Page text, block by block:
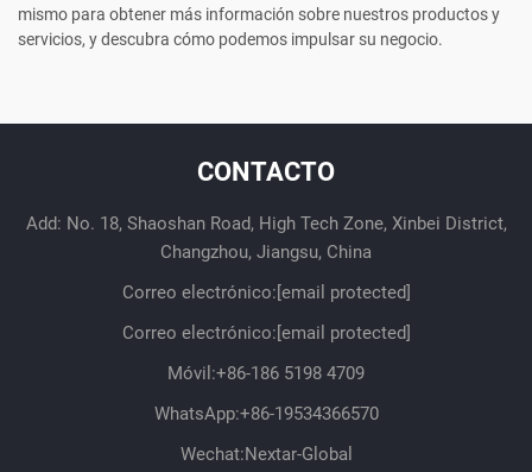
mismo para obtener más información sobre nuestros productos y
servicios, y descubra cómo podemos impulsar su negocio.
CONTACTO
Add: No. 18, Shaoshan Road, High Tech Zone, Xinbei District,
Changzhou, Jiangsu, China
Correo electrónico:[email protected]
Correo electrónico:[email protected]
Móvil:+86-186 5198 4709
WhatsApp:+86-19534366570
Wechat:Nextar-Global